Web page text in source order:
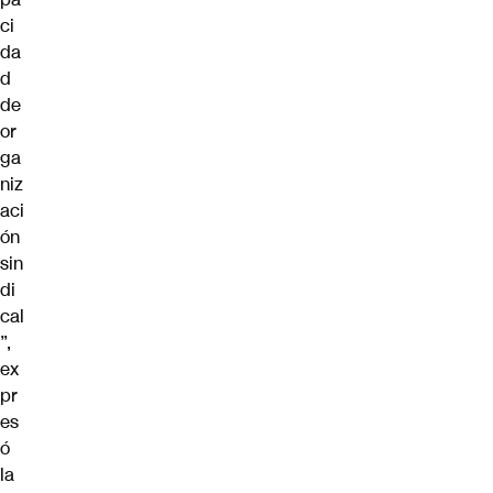
ci
da
d
de
or
ga
niz
aci
ón
sin
di
cal
”,
ex
pr
es
ó
la